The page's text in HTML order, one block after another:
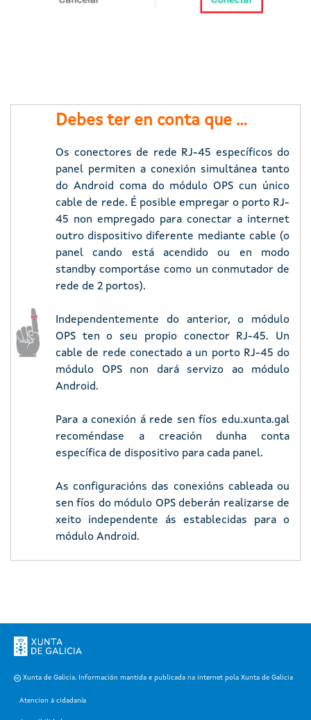
Imaxe
Debes ter en conta que ...
Os conectores de rede RJ-45 específicos do
panel permiten a conexión simultánea tanto
do Android coma do módulo OPS cun único
cable de rede. É posible empregar o porto RJ-
45 non empregado para conectar a internet
outro dispositivo diferente mediante cable (o
panel cando está acendido ou en modo
standby comportáse como un conmutador de
rede de 2 portos).
Independentemente do anterior, o módulo
OPS ten o seu propio conector RJ-45. Un
cable de rede conectado a un porto RJ-45 do
módulo OPS non dará servizo ao módulo
Android.
Para a conexión á rede sen fíos edu.xunta.gal
recoméndase a creación dunha conta
específica de dispositivo para cada panel.
As configuracións das conexións cableada ou
sen fíos do módulo OPS deberán realizarse de
xeito independente ás establecidas para o
módulo Android.
Xunta de Galicia. Información mantida e publicada na internet pola Xunta de Galicia
Atencion á cidadanía